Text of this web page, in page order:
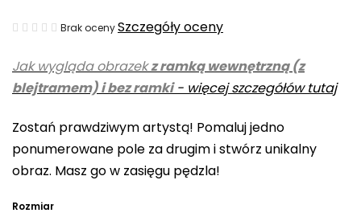
Jak wygląda obrazekz ramką wewnętrzną (z
blejtramem) i bez ramki- więcej szczegółów tutaj
Zostań prawdziwym artystą! Pomaluj jedno
ponumerowane pole za drugim i stwórz unikalny
obraz. Masz go w zasięgu pędzla!
Rozmiar
Średnia
produktu
wynosi
na
5
gwiazdek.
Brak ocenySzczegóły oceny